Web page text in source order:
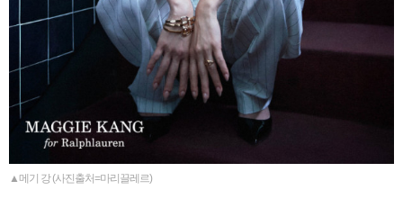
▲메기 강 (사진출처=마리끌레르)